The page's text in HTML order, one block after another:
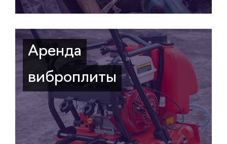
Аренда
виброплиты